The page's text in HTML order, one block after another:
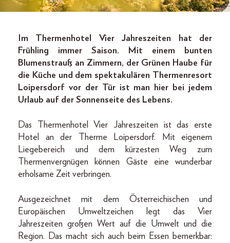
Im Thermenhotel Vier Jahreszeiten hat der
Frühling immer Saison. Mit einem bunten
Blumenstrauß an Zimmern, der Grünen Haube für
die Küche und dem spektakulären Thermenresort
Loipersdorf vor der Tür ist man hier bei jedem
Urlaub auf der Sonnenseite des Lebens.
Das Thermenhotel Vier Jahreszeiten ist das erste
Hotel an der Therme Loipersdorf. Mit eigenem
Liegebereich und dem kürzesten Weg zum
Thermenvergnügen können Gäste eine wunderbar
erholsame Zeit verbringen.
Ausgezeichnet mit dem Österreichischen und
Europäischen Umweltzeichen legt das Vier
Jahreszeiten großen Wert auf die Umwelt und die
Region. Das macht sich auch beim Essen bemerkbar: